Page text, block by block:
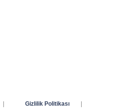
| Gizlilik Politikası
|